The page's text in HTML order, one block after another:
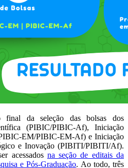
final da seleção das bolsas dos
(PIBIC/PIBIC-Af), Iniciação
EM/PIBIC-EM-Af) e Iniciação
e Inovação (PIBITI/PIBITI/Af).
acessados na seção de editais da
e Pós-Graduação. Ao todo, três